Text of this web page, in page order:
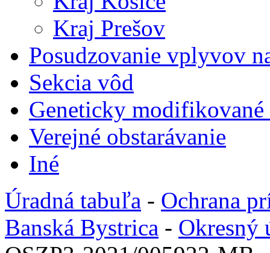
Kraj Prešov
Posudzovanie vplyvov
Sekcia vôd
Geneticky
Verejné obstarávanie
Iné
Úradná tabuľa - Ochrana
Banská Bystrica - Okresný